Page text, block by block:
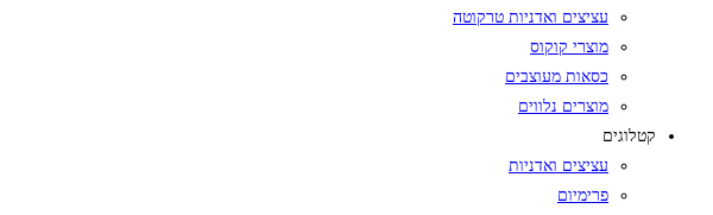
עציצים ואדניות טרקוטה
מוצרי קוקוס
כסאות מעוצבים
מוצרים נלווים
קטלוגים
עציצים ואדניות
פרימיום